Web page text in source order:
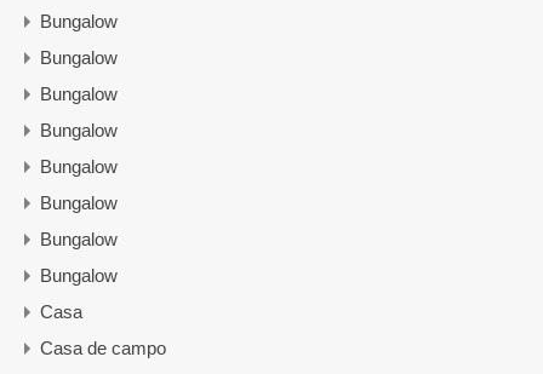
Bungalow
Bungalow
Bungalow
Bungalow
Bungalow
Bungalow
Bungalow
Bungalow
Casa
Casa de campo